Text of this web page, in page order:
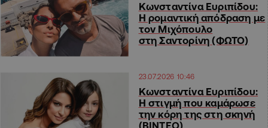
Κωνσταντίνα Ευριπίδου:
Η ρομαντική απόδραση με
τον Μιχόπουλο
στη Σαντορίνη (ΦΩΤΟ)
23.07.2026 10:46
Κωνσταντίνα Ευριπίδου:
Η στιγμή που καμάρωσε
την κόρη της στη σκηνή
(ΒΙΝΤΕΟ)